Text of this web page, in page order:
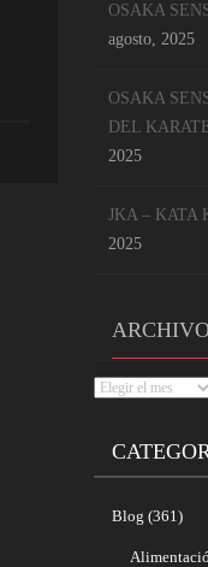
OSAKA
agosto, 2025
OSAKA
DEL
2025
JKA – KATA
2025
Archivos
Blog (361)